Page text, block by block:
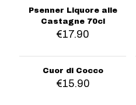
Psenner Liquore alle
Castagne 70cl
€17.90
Cuor di Cocco
€15.90